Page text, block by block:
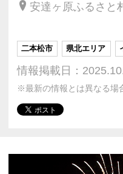
安達ヶ原ふるさと
二本松市 県北エリア
情報掲載日：
※最新の情報とは異なる場